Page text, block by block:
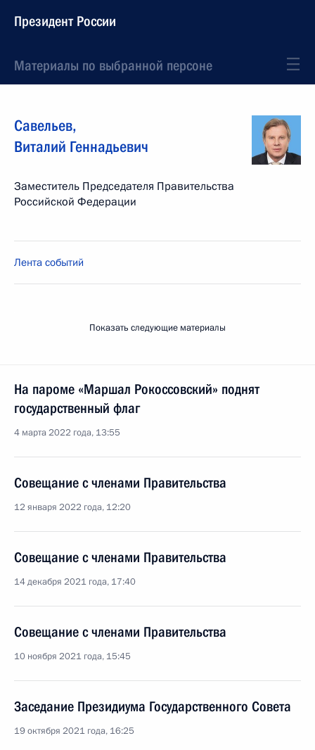
Президент России
Материалы по выбранной персоне
Савельев,
Виталий Геннадьевич
Заместитель Председателя Правительства
Российской Федерации
Лента событий
Показать следующие материалы
На пароме «Маршал Рокоссовский» поднят
государственный флаг
4 марта 2022 года, 13:55
Совещание с членами Правительства
12 января 2022 года, 12:20
Совещание с членами Правительства
14 декабря 2021 года, 17:40
Совещание с членами Правительства
10 ноября 2021 года, 15:45
Заседание Президиума Государственного Совета
19 октября 2021 года, 16:25